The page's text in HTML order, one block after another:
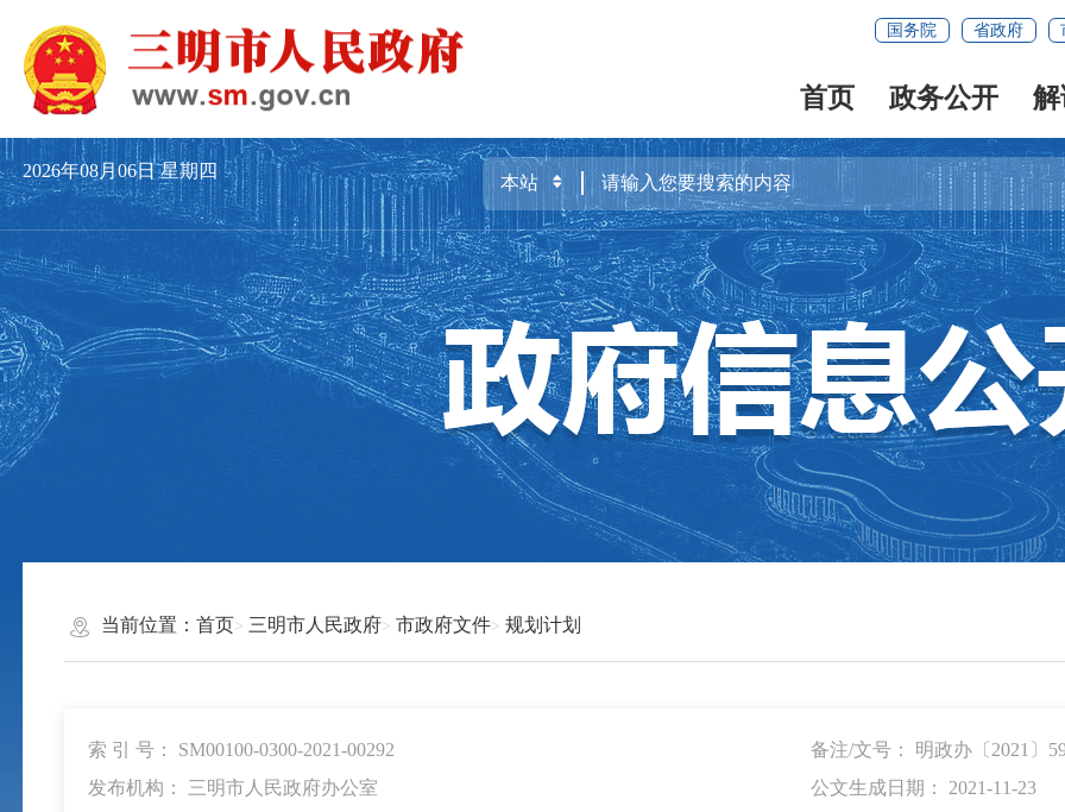
国务院 省政府
首页 政务公开
2026年08月06日星期四
当前位置： 首页 三明市人民政府 市政府文件 规划计划
索 引 号： SM00100-0300-2021-00292
备注/文号： 明政办〔2021〕
发布机构： 三明市人民政府办公室
公文生成日期： 2021-11-23